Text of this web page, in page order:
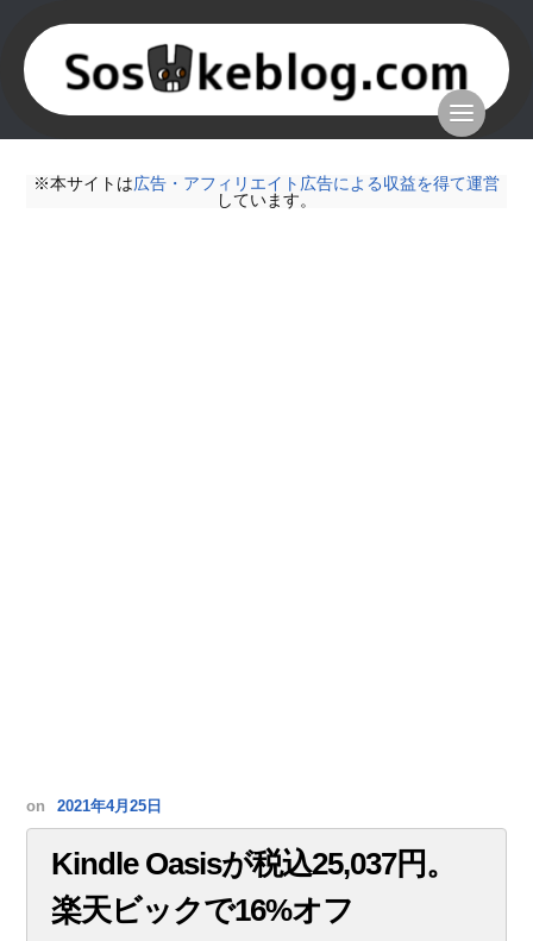
※本サイトは広告・アフィリエイト広告による収益を得て運営
しています。
on 2021年4月25日
Kindle Oasisが税込25,037円。
楽天ビックで16%オフ